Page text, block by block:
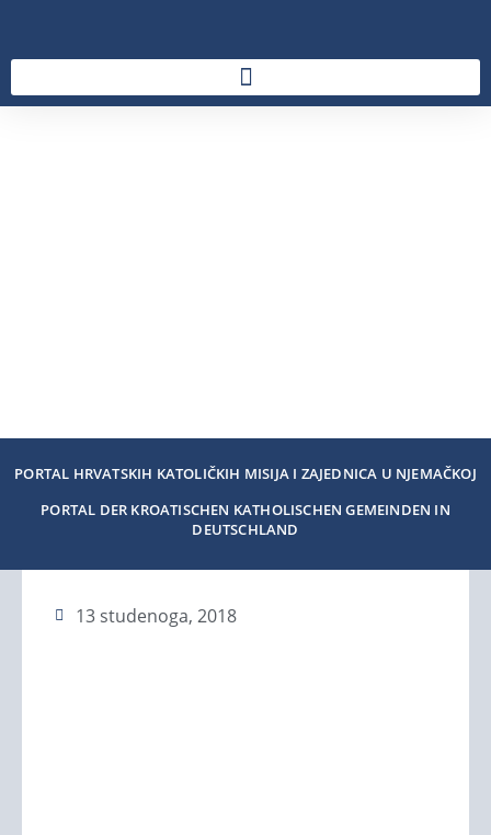
PORTAL HRVATSKIH KATOLIČKIH MISIJA I ZAJEDNICA U NJEMAČKOJ
PORTAL DER KROATISCHEN KATHOLISCHEN GEMEINDEN IN
DEUTSCHLAND
13 studenoga, 2018